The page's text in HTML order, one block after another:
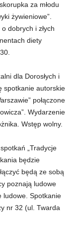
za młodu
żywieniowe”.
dobrych i złych
diety
dla Dorosłych i
spotkanie autorskie
połączone
Wydarzenie
Wstęp wolny.
„Tradycje
będzie
będą ze sobą
poznają ludowe
ludowe. Spotkanie
nr 32 (ul. Twarda